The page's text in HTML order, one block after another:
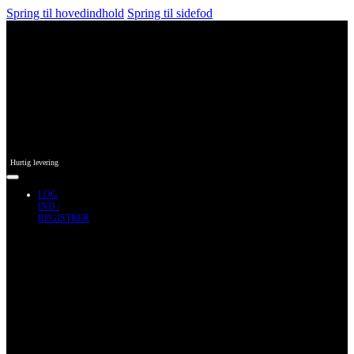
Spring til hovedindhold Spring til sidefod
Hurtig levering
LOG
IND /
REGISTRER